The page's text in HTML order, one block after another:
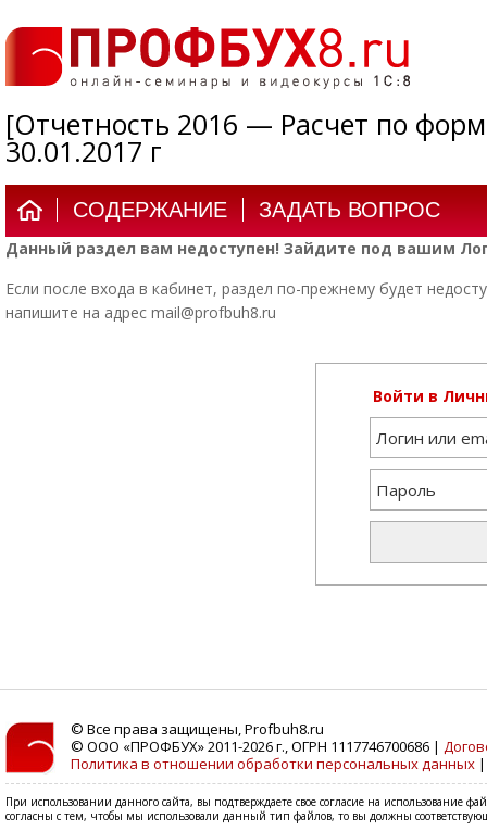
[Отчетность 2016 — Расчет по
30.01.2017 г
СОДЕРЖАНИЕ ЗАДАТЬ ВОПРОС
Данный раздел вам недоступен! Зайдите под вашим
Если после входа в кабинет, раздел по-прежнему будет
напишите на адрес mail@profbuh8.ru
Войти в
© Все права защищены, Profbuh8.ru
© ООО «ПРОФБУХ» 2011-2026 г., ОГРН 1117746700686 |
Политика в отношении обработки персональных данных
При использовании данного сайта, вы подтверждаете свое согласие на использование
согласны с тем, чтобы мы использовали данный тип файлов, то вы должны